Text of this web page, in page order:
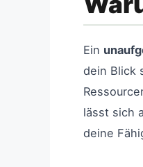
Ein
dein Blick
lässt sich
deine